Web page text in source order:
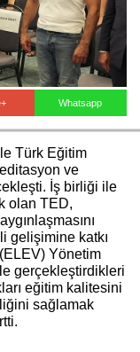
Whatsapp
Türk Eğitim
ve
İş birliği ile
olan TED,
gelişimine katkı
Yönetim
gerçekleştirdikleri
eğitim kalitesini
sağlamak
İLETİŞİM
Haberin Doğru Adresi.